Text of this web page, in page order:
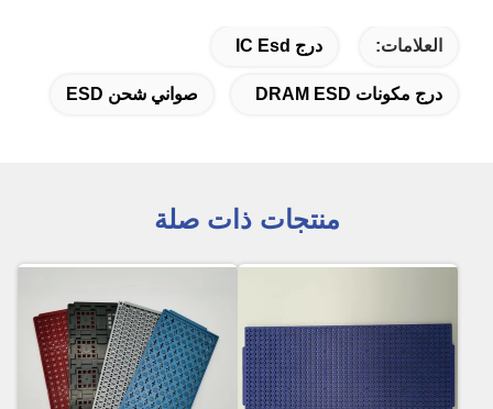
العلامات: درج IC Esd
درج مكونات DRAM ESD صواني شحن ESD
منتجات ذات صلة